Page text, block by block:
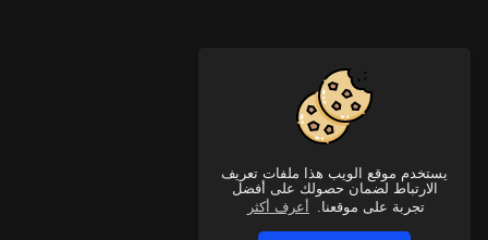
يستخدم موقع الويب هذا ملفات تعريف
الارتباط لضمان حصولك على أفضل
تجربة على موقعنا.
أعرف أكثر